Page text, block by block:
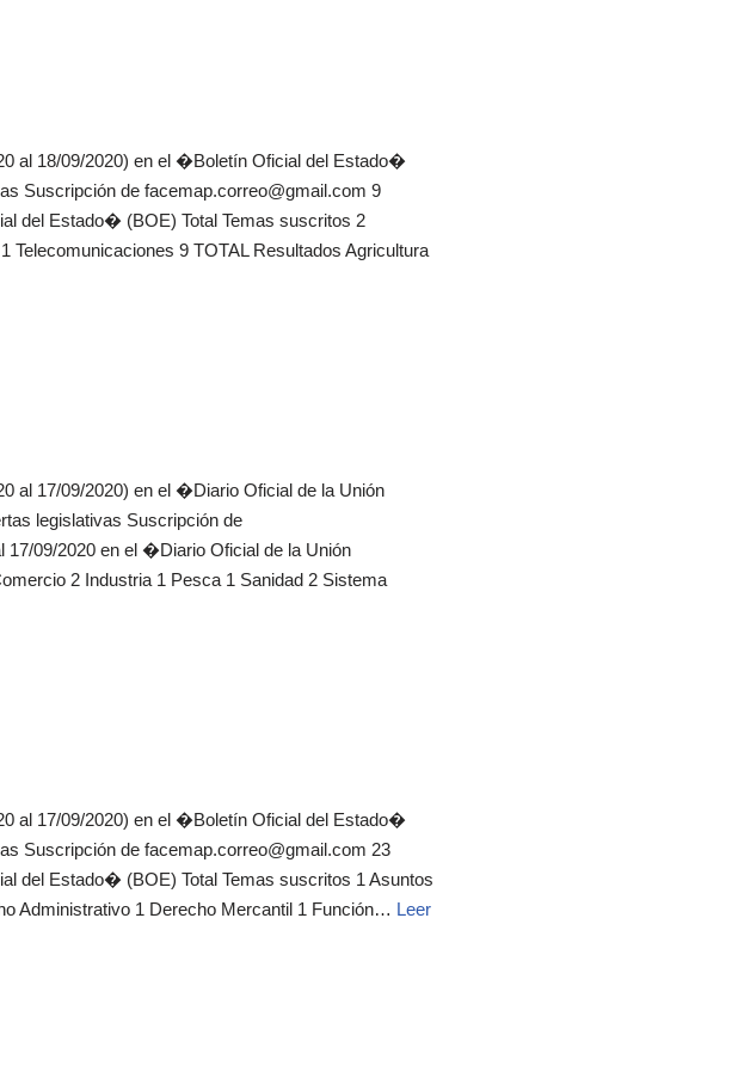
al 18/09/2020) en el �Boletín Oficial del Estado�
Suscripción de facemap.correo@gmail.com 9
del Estado� (BOE) Total Temas suscritos 2
Telecomunicaciones 9 TOTAL Resultados Agricultura
al 17/09/2020) en el �Diario Oficial de la Unión
legislativas Suscripción de
17/09/2020 en el �Diario Oficial de la Unión
2 Industria 1 Pesca 1 Sanidad 2 Sistema
al 17/09/2020) en el �Boletín Oficial del Estado�
Suscripción de facemap.correo@gmail.com 23
del Estado� (BOE) Total Temas suscritos 1 Asuntos
Administrativo 1 Derecho Mercantil 1 Función… Leer